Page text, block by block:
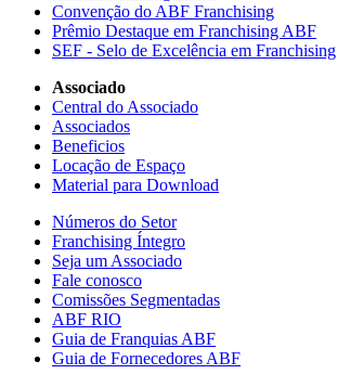
Convenção do ABF Franchising
Prêmio Destaque em Franchising ABF
SEF - Selo de Excelência em Franchising
Associado
Central do Associado
Associados
Beneficios
Locação de Espaço
Material para Download
Números do Setor
Franchising Íntegro
Seja um Associado
Fale conosco
Comissões Segmentadas
ABF RIO
Guia de Franquias ABF
Guia de Fornecedores ABF